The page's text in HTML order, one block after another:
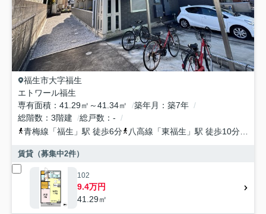
福生市大字福生
エトワール福生
専有面積
41.29㎡～41.34㎡ 築年月
築7年
総階数
3階建 総戸数
-
青梅線 「福生 」駅 徒歩6分 八高線 「東福生 」駅 徒歩10分
賃貸（募集中2件）
102
9.4万円
41.29㎡